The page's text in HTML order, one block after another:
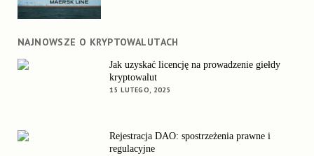
NAJNOWSZE O KRYPTOWALUTACH
Jak uzyskać licencję na prowadzenie giełdy
kryptowalut
15 LUTEGO, 2025
Rejestracja DAO: spostrzeżenia prawne i
regulacyjne